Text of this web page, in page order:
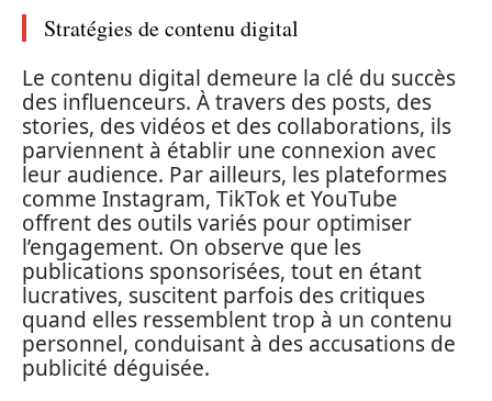
Stratégies de contenu digital
Le contenu digital demeure la clé du succès
des influenceurs. À travers des posts, des
stories, des vidéos et des collaborations, ils
parviennent à établir une connexion avec
leur audience. Par ailleurs, les plateformes
comme Instagram, TikTok et YouTube
offrent des outils variés pour optimiser
l’engagement. On observe que les
publications sponsorisées, tout en étant
lucratives, suscitent parfois des critiques
quand elles ressemblent trop à un contenu
personnel, conduisant à des accusations de
publicité déguisée.